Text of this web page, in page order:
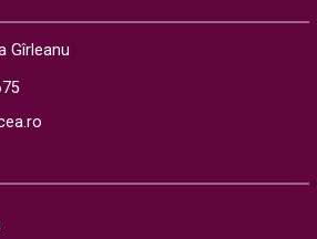
Gîrleanu